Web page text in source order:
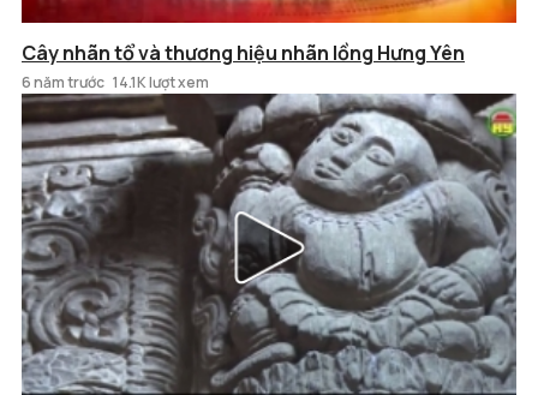
Cây nhãn tổ và thương hiệu nhãn lồng Hưng Yên
6 năm trước 14.1K lượt xem